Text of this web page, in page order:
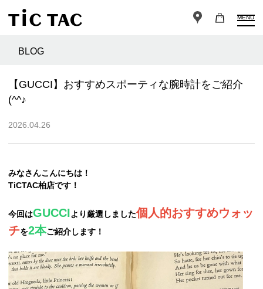
MENU
BLOG
【GUCCI】おすすめスポーティな腕時計をご紹介
(^^♪
2026.04.26
みなさんこんにちは！
TiCTAC柏店です！
今回はGUCCIより厳選しました個人的おすすめウォッ
チを2本ご紹介します！